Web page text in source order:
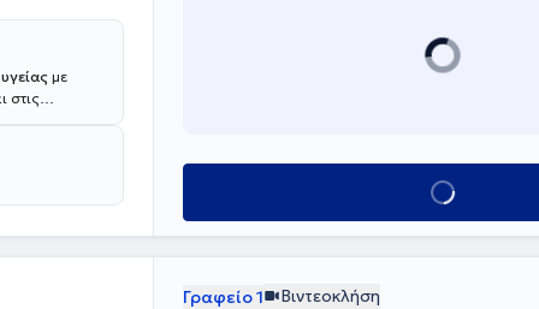
με
στις
τμήματα.
Έχει
είναι μέλος
Κλείσε ραντεβού
Γραφείο 1 Βιντεοκλήση